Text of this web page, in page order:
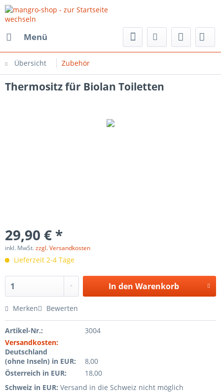
Menü
Übersicht Zubehör
Thermositz für Biolan Toiletten
29,90 € *
inkl. MwSt.zzgl. Versandkosten
Lieferzeit 2-4 Tage
In den Warenkorb
Merken Bewerten
Artikel-Nr.:
3004
Versandkosten:
Deutschland
(ohne Inseln) in EUR:
8,00
Österreich in EUR:
18,00
Schweiz in EUR: Versand in die Schweiz nicht möglich